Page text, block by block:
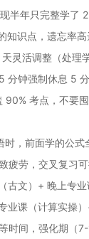
半年只完整学了
识点，遗忘率
灵活调整（处理
分钟强制休息 5
考点，不要
，前面学的公式
疲劳，交叉复习
文）+ 晚上专业
课（计算实操）
间，强化期（